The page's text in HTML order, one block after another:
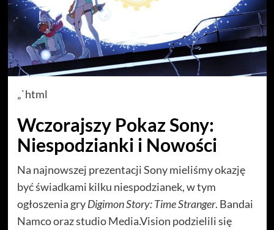
„`html
Wczorajszy Pokaz Sony:
Niespodzianki i Nowości
Na najnowszej prezentacji Sony mieliśmy okazję
być świadkami kilku niespodzianek, w tym
ogłoszenia gryDigimon Story: Time Stranger. Bandai
Namco oraz studio Media.Vision podzielili się